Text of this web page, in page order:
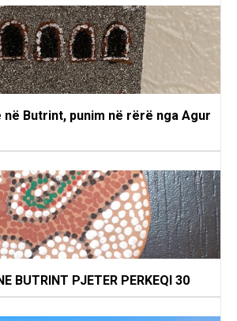
në Butrint, punim në rërë nga Agur
BUTRINT PJETER PERKEQI 30